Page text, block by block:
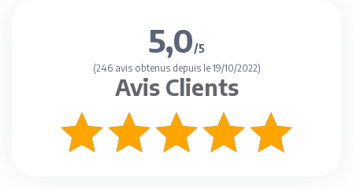
5,0/5
(246 avis obtenus depuis le 19/10/2022)
Avis Clients